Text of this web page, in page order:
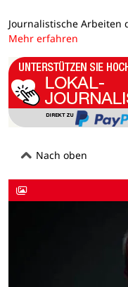
Journalistische
Mehr erfahren
Nach oben